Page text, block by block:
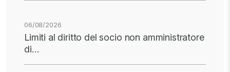
06/08/2026
Limiti al diritto del socio non amministratore
di…